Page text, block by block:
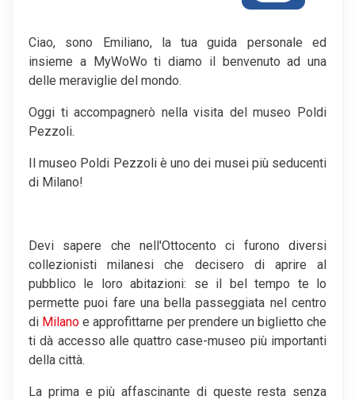
Ciao, sono Emiliano, la tua guida personale ed
insieme a MyWoWo ti diamo il benvenuto ad una
delle meraviglie del mondo.
Oggi ti accompagnerò nella visita del museo Poldi
Pezzoli.
Il museo Poldi Pezzoli è uno dei musei più seducenti
di Milano!
Devi sapere che nell'Ottocento ci furono diversi
collezionisti milanesi che decisero di aprire al
pubblico le loro abitazioni: se il bel tempo te lo
permette puoi fare una bella passeggiata nel centro
di Milano e approfittarne per prendere un biglietto che
ti dà accesso alle quattro case-museo più importanti
della città.
La prima e più affascinante di queste resta senza